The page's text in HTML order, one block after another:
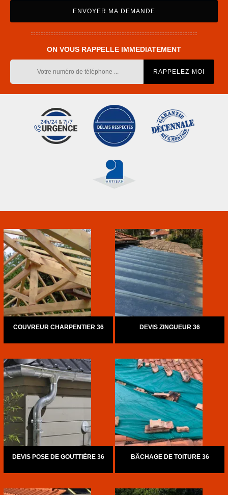
ON VOUS RAPPELLE IMMEDIATEMENT
COUVREUR CHARPENTIER 36 DEVIS ZINGUEUR 36
DEVIS POSE DE GOUTTIÈRE 36 BÂCHAGE DE TOITURE 36